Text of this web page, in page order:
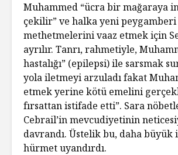
Muhammed “ücra bir mağaraya
çekilir” ve halka yeni peygamberi
methetmelerini vaaz etmek için
ayrılır. Tanrı, rahmetiyle,
hastalığı” (epilepsi) ile sarsmak
yola iletmeyi arzuladı fakat
etmek yerine kötü emelini
fırsattan istifade etti”. Sara
Cebrail’in mevcudiyetinin
davrandı. Üstelik bu, daha büyük
hürmet uyandırdı.